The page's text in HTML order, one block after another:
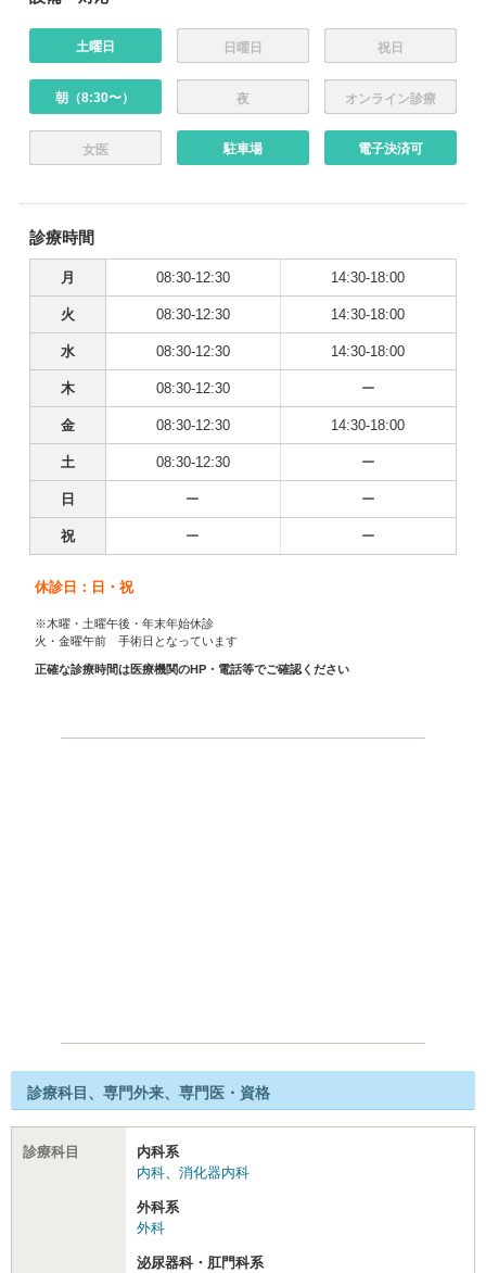
土曜日 日曜日 祝日
朝（8:30〜） 夜 オンライン診療
女医 駐車場 電子決済可
診療時間
月 08:30-12:30 14:30-18:00
火 08:30-12:30 14:30-18:00
水 08:30-12:30 14:30-18:00
木 08:30-12:30 ー
金 08:30-12:30 14:30-18:00
土 08:30-12:30 ー
日 ー ー
祝 ー ー
休診日：日・祝
※木曜・土曜午後・年末年始休診
火・金曜午前 手術日となっています
正確な診療時間は医療機関のHP・電話等でご確認ください
診療科目、専門外来、専門医・資格
診療科目
内科系
内科
消化器内科
外科系
外科
泌尿器科・肛門科系